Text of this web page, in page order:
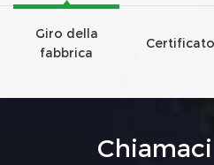
Giro della
fabbrica
Certificato